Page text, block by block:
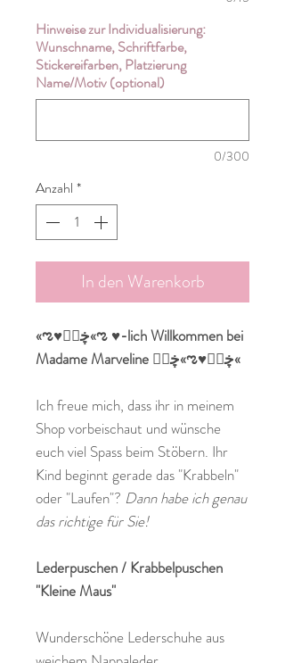
Hinweise zur Individualisierung:
Wunschname, Schriftfarbe,
Stickereifarben, Platzierung
Name/Motiv (optional)
0/300
Anzahl *
In den Warenkorb
«ಌ♥ڿڰۣ«ಌ ♥-lich Willkommen bei
Madame Marveline ڿڰۣ«ಌ♥ڿڰۣ«
Ich freue mich, dass ihr in meinem
Shop vorbeischaut und wünsche
euch viel Spass beim Stöbern. Ihr
Kind beginnt gerade das "Krabbeln"
oder "Laufen"? Dann habe ich genau
das richtige für Sie!
Lederpuschen / Krabbelpuschen
"Kleine Maus"
Wunderschöne Lederschuhe aus